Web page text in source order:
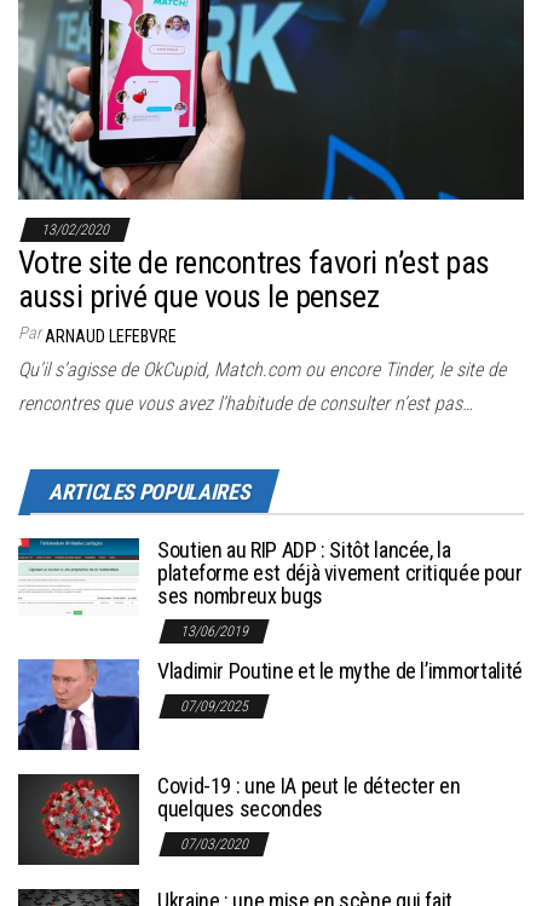
13/02/2020
Votre site de rencontres favori n’est pas
aussi privé que vous le pensez
ParARNAUD LEFEBVRE
Qu’il s’agisse de OkCupid, Match.com ou encore Tinder, le site de
rencontres que vous avez l’habitude de consulter n’est pas…
ARTICLES POPULAIRES
Soutien au RIP ADP : Sitôt lancée, la
plateforme est déjà vivement critiquée pour
ses nombreux bugs
13/06/2019
Vladimir Poutine et le mythe de l’immortalité
07/09/2025
Covid-19 : une IA peut le détecter en
quelques secondes
07/03/2020
Ukraine : une mise en scène qui fait